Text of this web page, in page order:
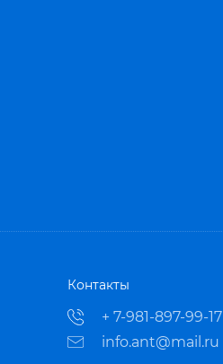
Контакты
+ 7-981-897-99-17
info.ant@mail.ru